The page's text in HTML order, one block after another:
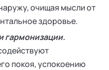
очищая мысли от
здоровье.
гармонизации.
покоя, успокоению